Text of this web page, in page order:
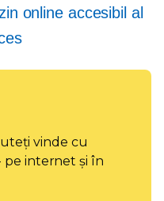
online accesibil al
vinde cu
pe internet și în